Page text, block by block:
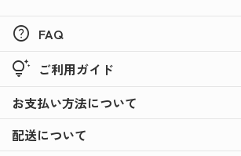
help FAQ
tips_and_updates ご利用ガイド
お支払い方法について
配送について